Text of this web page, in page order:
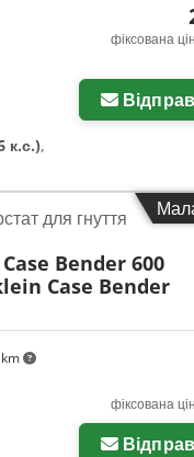
фіксована
к.с.),
для гнуття
Bender 600
Case Bender
фіксована